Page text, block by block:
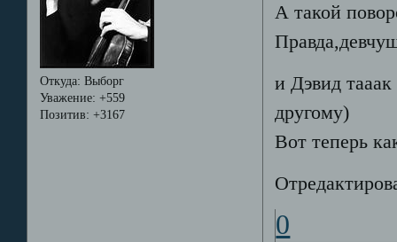
Откуда: Выборг
Уважение: +559
Позитив: +3167
А такой
и Дэвид
другому)
Вот теперь
0